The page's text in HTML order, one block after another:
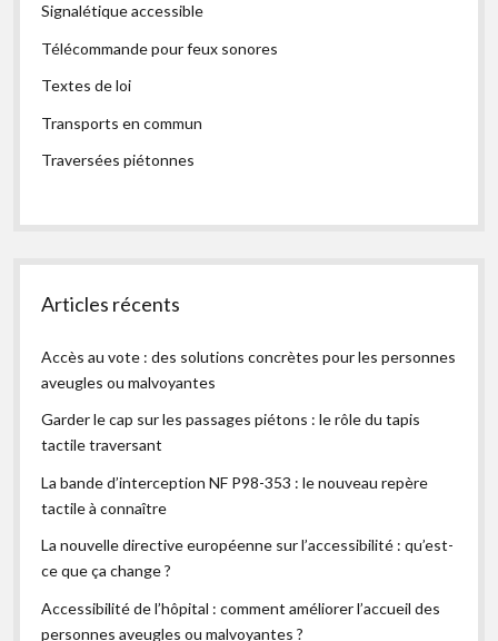
Signalétique accessible
Télécommande pour feux sonores
Textes de loi
Transports en commun
Traversées piétonnes
Articles récents
Accès au vote : des solutions concrètes pour les personnes
aveugles ou malvoyantes
Garder le cap sur les passages piétons : le rôle du tapis
tactile traversant
La bande d’interception NF P98-353 : le nouveau repère
tactile à connaître
La nouvelle directive européenne sur l’accessibilité : qu’est-
ce que ça change ?
Accessibilité de l’hôpital : comment améliorer l’accueil des
personnes aveugles ou malvoyantes ?